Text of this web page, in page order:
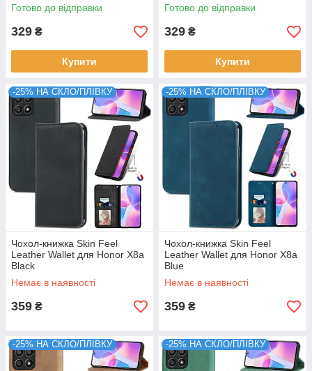
Готово до відправки
329 ₴
Купити
Готово до відправки
329 ₴
Купити
-25% НА СКЛО/ПЛІВКУ
Чохол-книжка Skin Feel
Leather Wallet для Honor X8a
Black
Немає в наявності
359 ₴
-25% НА СКЛО/ПЛІВКУ
Чохол-книжка Skin Feel
Leather Wallet для Honor X8a
Blue
Немає в наявності
359 ₴
-25% НА СКЛО/ПЛІВКУ -25% НА СКЛО/ПЛІВКУ